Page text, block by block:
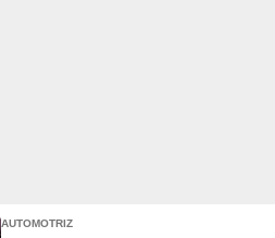
AUTOMOTRIZ